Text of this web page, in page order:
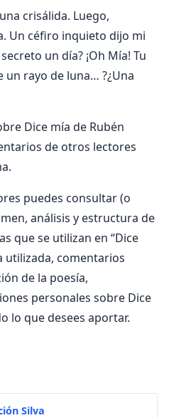
crisálida. Luego,
Un céfiro inquieto dijo mi
un día? ¡Oh Mía! Tu
un rayo de luna… ?¿Una
Dice mía de Rubén
de otros lectores
puedes consultar (o
análisis y estructura de
que se utilizan en “Dice
utilizada, comentarios
de la poesía,
personales sobre Dice
lo que desees aportar.
Silva